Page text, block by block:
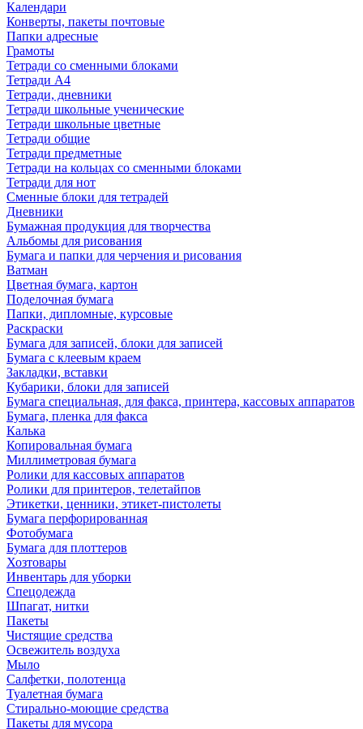
Календари
Конверты, пакеты почтовые
Папки адресные
Грамоты
Тетради со сменными блоками
Тетради А4
Тетради, дневники
Тетради школьные ученические
Тетради школьные цветные
Тетради общие
Тетради предметные
Тетради на кольцах со сменными блоками
Тетради для нот
Сменные блоки для тетрадей
Дневники
Бумажная продукция для творчества
Альбомы для рисования
Бумага и папки для черчения и рисования
Ватман
Цветная бумага, картон
Поделочная бумага
Папки, дипломные, курсовые
Раскраски
Бумага для записей, блоки для записей
Бумага с клеевым краем
Закладки, вставки
Кубарики, блоки для записей
Бумага специальная, для факса, принтера, кассовых аппаратов
Бумага, пленка для факса
Калька
Копировальная бумага
Миллиметровая бумага
Ролики для кассовых аппаратов
Ролики для принтеров, телетайпов
Этикетки, ценники, этикет-пистолеты
Бумага перфорированная
Фотобумага
Бумага для плоттеров
Хозтовары
Инвентарь для уборки
Спецодежда
Шпагат, нитки
Пакеты
Чистящие средства
Освежитель воздуха
Мыло
Салфетки, полотенца
Туалетная бумага
Стирально-моющие средства
Пакеты для мусора